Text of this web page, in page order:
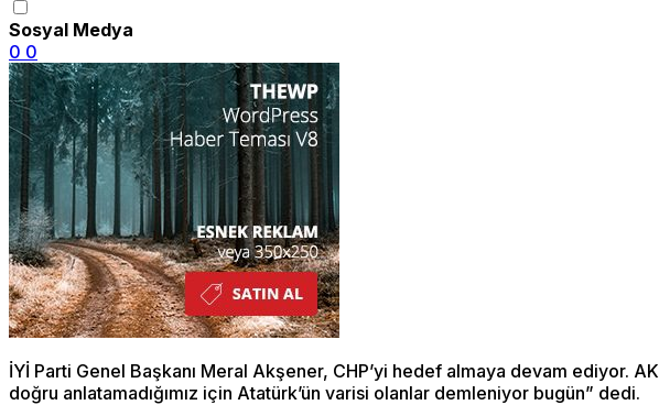
Sosyal Medya
0 0
İYİ Parti Genel Başkanı Meral Akşener, CHP’yi hedef almaya devam ediyor.
doğru anlatamadığımız için Atatürk’ün varisi olanlar demleniyor bugün” dedi.